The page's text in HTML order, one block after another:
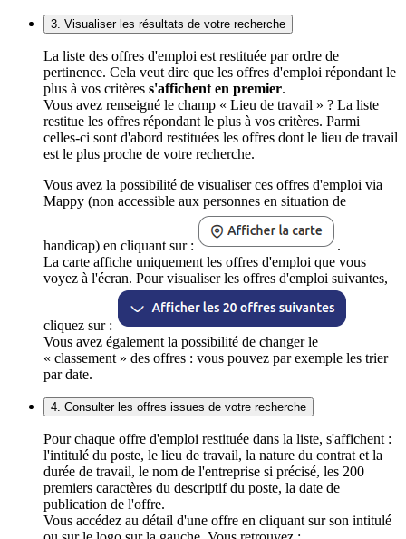
3. Visualiser les résultats de votre recherche
La liste des offres d'emploi est restituée par ordre de
pertinence. Cela veut dire que les offres d'emploi répondant le
plus à vos critères s'affichent en premier.
Vous avez renseigné le champ « Lieu de travail » ? La liste
restitue les offres répondant le plus à vos critères. Parmi
celles-ci sont d'abord restituées les offres dont le lieu de travail
est le plus proche de votre recherche.
Vous avez la possibilité de visualiser ces offres d'emploi via
Mappy (non accessible aux personnes en situation de
handicap) en cliquant sur :
.
La carte affiche uniquement les offres d'emploi que vous
voyez à l'écran. Pour visualiser les offres d'emploi suivantes,
cliquez sur :
Vous avez également la possibilité de changer le
« classement » des offres : vous pouvez par exemple les trier
par date.
4. Consulter les offres issues de votre recherche
Pour chaque offre d'emploi restituée dans la liste, s'affichent :
l'intitulé du poste, le lieu de travail, la nature du contrat et la
durée de travail, le nom de l'entreprise si précisé, les 200
premiers caractères du descriptif du poste, la date de
publication de l'offre.
Vous accédez au détail d'une offre en cliquant sur son intitulé